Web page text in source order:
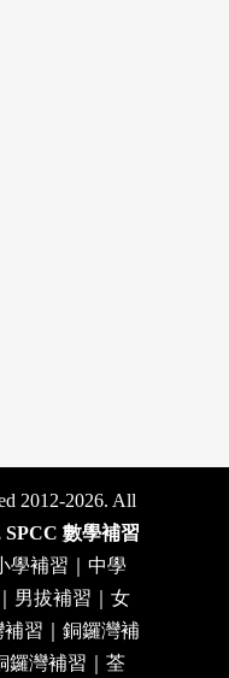
2012-2026. All
SPCC 數學補習
學補習｜中學
男拔補習｜女
補習｜銅鑼灣補
鑼灣補習｜荃